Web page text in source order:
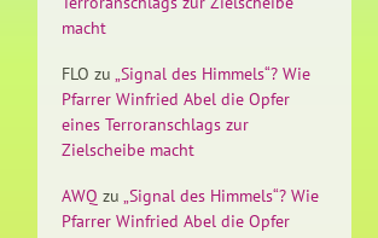
macht
FLO zu „Signal des Himmels“? Wie
Pfarrer Winfried Abel die Opfer
eines Terroranschlags zur
Zielscheibe macht
AWQ zu „Signal des Himmels“? Wie
Pfarrer Winfried Abel die Opfer